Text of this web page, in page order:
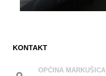
KONTAKT
OPĆINA MARKUŠICA